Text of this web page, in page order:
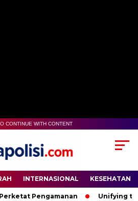
CONTINUE WITH CONTENT
INTERNASIONAL KESEHATAN
Unifying the World